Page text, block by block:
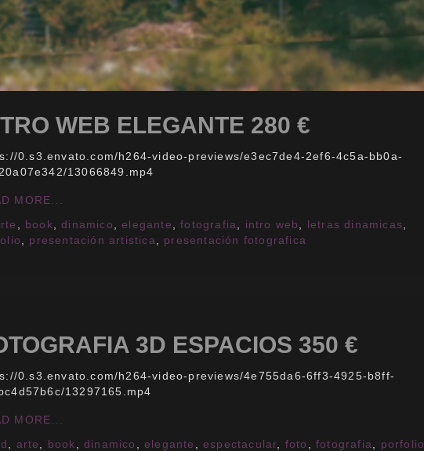
WEB ELEGANTE 280 €
0.s3.envato.com/h264-video-previews/e3ec7de4-2ef6-4c5a-bb0a-
13066849.mp4
MORE...
book ,dinamico ,elegante ,fotografia intro web letras dinamicas
presentación artistica presentación fotografica
3D ESPACIOS 350 €
0.s3.envato.com/h264-video-previews/4e755da6-6ff3-4925-b8ff-
13297165.mp4
MORE...
arte book ,dinamico ,elegante ,espectacular foto ,fotografia porfolio